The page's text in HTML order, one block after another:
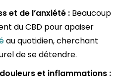
et de l’anxiété : Beaucoup
du CBD pour apaiser
au quotidien, cherchant
de se détendre.
et inflammations :